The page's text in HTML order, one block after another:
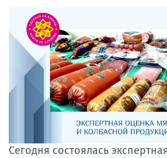
Сегодня состоялась